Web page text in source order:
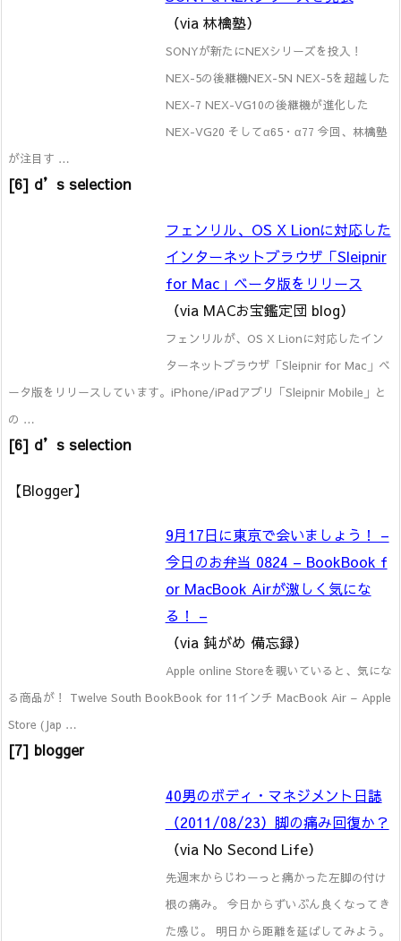
（via 林檎塾）
SONYが新たにNEXシリーズを投入！
NEX-5の後継機NEX-5N NEX-5を超越した
NEX-7 NEX-VG10の後継機が進化した
NEX-VG20 そしてα65・α77 今回、林檎塾
が注目す …
[6] d’s selection
フェンリル、OS X Lionに対応した
インターネットブラウザ「Sleipnir
for Mac」ベータ版をリリース
（via MACお宝鑑定団 blog）
フェンリルが、OS X Lionに対応したイン
ターネットブラウザ「Sleipnir for Mac」ベ
ータ版をリリースしています。iPhone/iPadアプリ「Sleipnir Mobile」と
の …
[6] d’s selection
【Blogger】
9月17日に東京で会いましょう！ –
今日のお弁当 0824 – BookBook f
or MacBook Airが激しく気にな
る！ –
（via 鈍がめ 備忘録）
Apple online Storeを覗いていると、気にな
る商品が！ Twelve South BookBook for 11インチ MacBook Air – Apple
Store (Jap …
[7] blogger
40男のボディ・マネジメント日誌
（2011/08/23）脚の痛み回復か？
（via No Second Life）
先週末からじわーっと痛かった左脚の付け
根の痛み。 今日からずいぶん良くなってき
た感じ。 明日から距離を延ばしてみよう。